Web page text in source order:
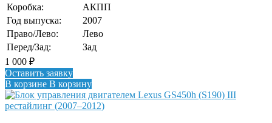
Коробка:
АКПП
Год выпуска:
2007
Право/Лево:
Лево
Перед/Зад:
Зад
1 000 ₽
Оставить заявку
В корзине В корзину